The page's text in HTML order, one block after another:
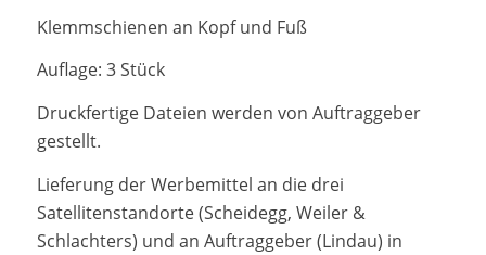
Klemmschienen an Kopf und Fuß
Auflage: 3 Stück
Druckfertige Dateien werden von Auftraggeber
gestellt.
Lieferung der Werbemittel an die drei
Satellitenstandorte (Scheidegg, Weiler &
Schlachters) und an Auftraggeber (Lindau) in